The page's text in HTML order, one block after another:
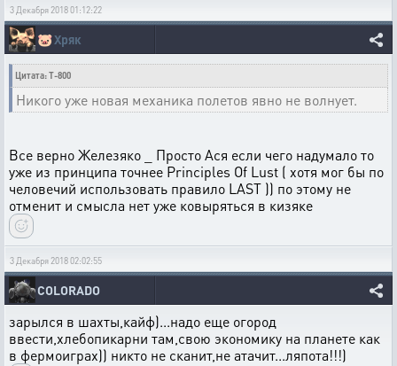
3 Декабря 2018 01:12:22
🐷Хряк
Цитата: T-800
Никого уже новая механика полетов явно не волнует.
Все верно Железяко _ Просто Ася если чего надумало то
уже из принципа точнее Principles Of Lust ( хотя мог бы по
человечий использовать правило LAST )) по этому не
отменит и смысла нет уже ковыряться в кизяке
3 Декабря 2018 02:02:55
COLORADO
зарылся в шахты,кайф)...надо еще огород
ввести,хлебопикарни там,свою экономику на планете как
в фермоиграх)) никто не сканит,не атачит...ляпота!!!)